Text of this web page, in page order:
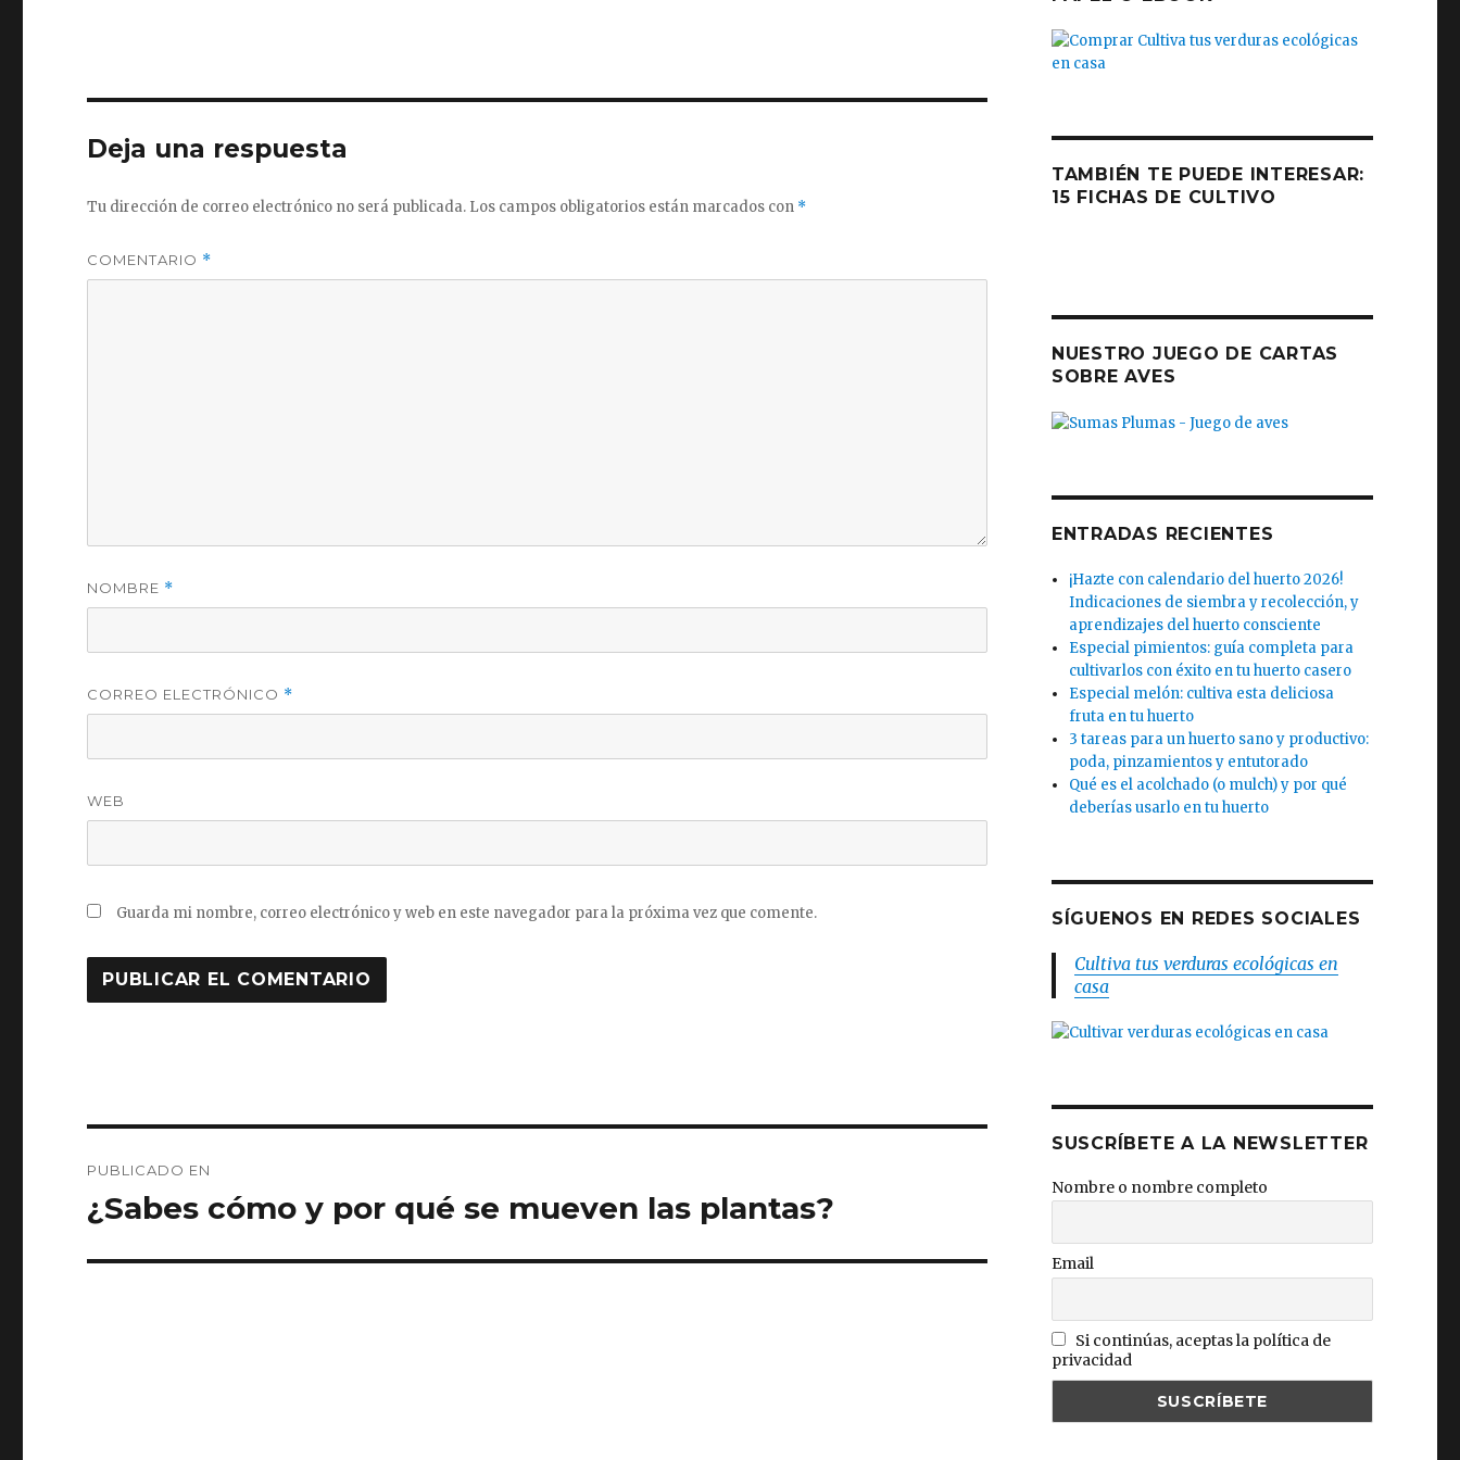
Deja una respuesta
Tu dirección de correo electrónico no será publicada. Los campos obligatorios están marcados con *
COMENTARIO *
NOMBRE *
CORREO ELECTRÓNICO *
WEB
Guarda mi nombre, correo electrónico y web en este navegador para la próxima vez que comente.
de
PUBLICADO EN
¿Sabes cómo y por qué se mueven las plantas?
TAMBIÉN TE PUEDE INTERESAR:
15 FICHAS DE CULTIVO
NUESTRO JUEGO DE CARTAS
SOBRE AVES
ENTRADAS RECIENTES
¡Hazte con calendario del huerto 2026!
Indicaciones de siembra y recolección, y
aprendizajes del huerto consciente
Especial pimientos: guía completa para
cultivarlos con éxito en tu huerto casero
Especial melón: cultiva esta deliciosa
fruta en tu huerto
3 tareas para un huerto sano y productivo:
poda, pinzamientos y entutorado
Qué es el acolchado (o mulch) y por qué
deberías usarlo en tu huerto
SÍGUENOS EN REDES SOCIALES
Cultiva tus verduras ecológicas en
casa
SUSCRÍBETE A LA NEWSLETTER
Nombre o nombre completo
Email
Si continúas, aceptas la política de
privacidad